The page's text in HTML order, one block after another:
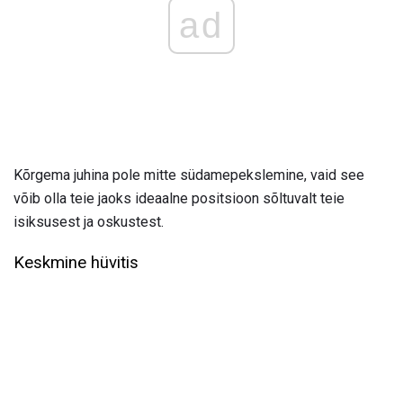
ad
Kõrgema juhina pole mitte südamepekslemine, vaid see
võib olla teie jaoks ideaalne positsioon sõltuvalt teie
isiksusest ja oskustest.
Keskmine hüvitis